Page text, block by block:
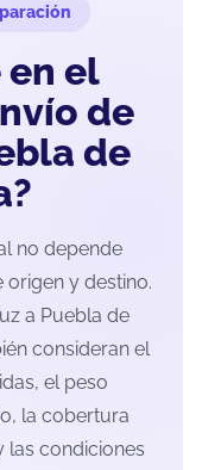
en el
de
de
no depende
origen y destino.
a Puebla de
consideran el
el peso
la cobertura
las condiciones